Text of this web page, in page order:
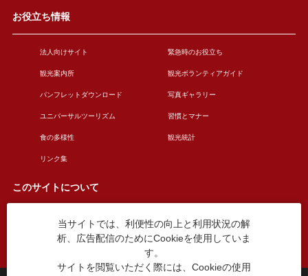
お役立ち情報
法人向けサイト 緊急時のお役立ち
観光案内所 観光ボランティアガイド
パンフレットダウンロード 写真ギャラリー
ユニバーサルツーリズム 習慣とマナー
食の多様性 観光統計
リンク集
このサイトについて
このサイトについて 広告掲載について
お問い合わせ
当サイトでは、利便性の向上と利用状況の解
析、広告配信のためにCookieを使用していま
す。
サイトを閲覧いただく際には、Cookieの使用